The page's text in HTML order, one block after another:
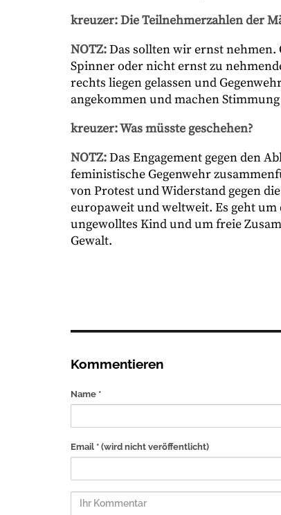
kreuzer: Die Teilnehmerzahlen der
NOTZ:Das sollten wir ernst
Spinner oder nicht ernst zu
rechts liegen gelassen und
angekommen und machen
kreuzer: Was müsste geschehen?
NOTZ:Das Engagement gegen den
feministische Gegenwehr
von Protest und Widerstand gegen
europaweit und weltweit. Es geht
ungewolltes Kind und um freie
Gewalt.
Kommentieren
Name *
Email * (wird nicht veröffentlicht)